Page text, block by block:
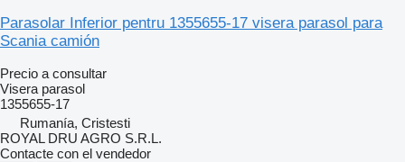
Parasolar Inferior pentru 1355655-17 visera parasol para
Scania camión
Precio a consultar
Visera parasol
1355655-17
Rumanía, Cristesti
ROYAL DRU AGRO S.R.L.
Contacte con el vendedor